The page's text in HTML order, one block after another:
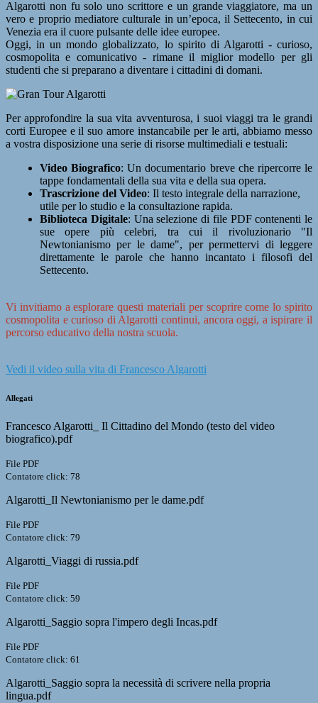
Algarotti non fu solo uno scrittore e un grande viaggiatore, ma un
vero e proprio mediatore culturale in un’epoca, il Settecento, in cui
Venezia era il cuore pulsante delle idee europee.
Oggi, in un mondo globalizzato, lo spirito di Algarotti - curioso,
cosmopolita e comunicativo - rimane il miglior modello per gli
studenti che si preparano a diventare i cittadini di domani.
Per approfondire la sua vita avventurosa, i suoi viaggi tra le grandi
corti Europee e il suo amore instancabile per le arti, abbiamo messo
a vostra disposizione una serie di risorse multimediali e testuali:
Video Biografico: Un documentario breve che ripercorre le
tappe fondamentali della sua vita e della sua opera.
Trascrizione del Video: Il testo integrale della narrazione,
utile per lo studio e la consultazione rapida.
Biblioteca Digitale: Una selezione di file PDF contenenti le
sue opere più celebri, tra cui il rivoluzionario "Il
Newtonianismo per le dame", per permettervi di leggere
direttamente le parole che hanno incantato i filosofi del
Settecento.
Vi invitiamo a esplorare questi materiali per scoprire come lo spirito
cosmopolita e curioso di Algarotti continui, ancora oggi, a ispirare il
percorso educativo della nostra scuola.
Vedi il video sulla vita di Francesco Algarotti
Allegati
Francesco Algarotti_ Il Cittadino del Mondo (testo del video
biografico).pdf
File PDF
Contatore click: 78
Algarotti_Il Newtonianismo per le dame.pdf
File PDF
Contatore click: 79
Algarotti_Viaggi di russia.pdf
File PDF
Contatore click: 59
Algarotti_Saggio sopra l'impero degli Incas.pdf
File PDF
Contatore click: 61
Algarotti_Saggio sopra la necessità di scrivere nella propria
lingua.pdf